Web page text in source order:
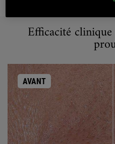
Efficacité
AVANT